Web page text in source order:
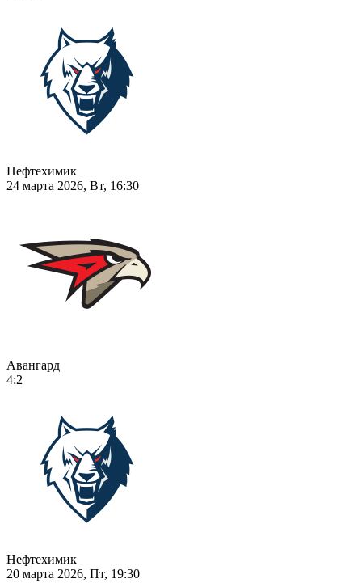
Нефтехимик
24 марта 2026, Вт, 16:30
Авангард
4:2
Нефтехимик
20 марта 2026, Пт, 19:30